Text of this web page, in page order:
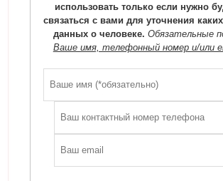
использовать только если нужно
связаться с вами для уточнения
данных о человеке. Обязательные
Ваше имя, телефонный номер и/или